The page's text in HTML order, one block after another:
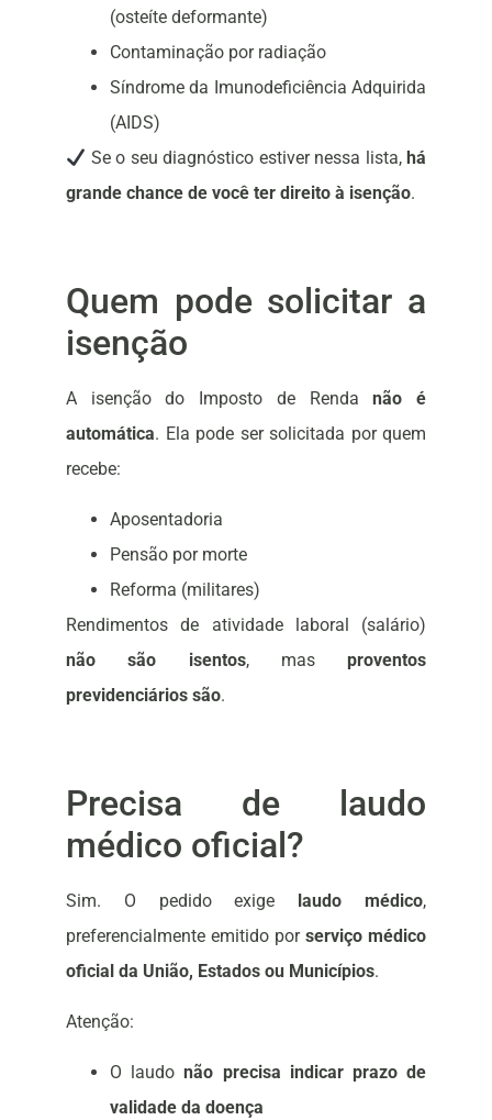
(osteíte deformante)
Contaminação por radiação
Síndrome da Imunodeficiência Adquirida
(AIDS)
Se o seu diagnóstico estiver nessa lista, há
grande chance de você ter direito à isenção.
Quem pode solicitar a
isenção
A isenção do Imposto de Rendanão é
automática. Ela pode ser solicitada por quem
recebe:
Aposentadoria
Pensão por morte
Reforma (militares)
Rendimentos de atividade laboral (salário)
não são isentos, mas proventos
previdenciários são.
Precisa de laudo
médico oficial?
Sim. O pedido exige laudo médico,
preferencialmente emitido por serviço médico
oficial da União, Estados ou Municípios.
Atenção:
O laudonão precisa indicar prazo de
validade da doença